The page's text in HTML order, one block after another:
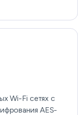
Wi-Fi сетях с
AES-